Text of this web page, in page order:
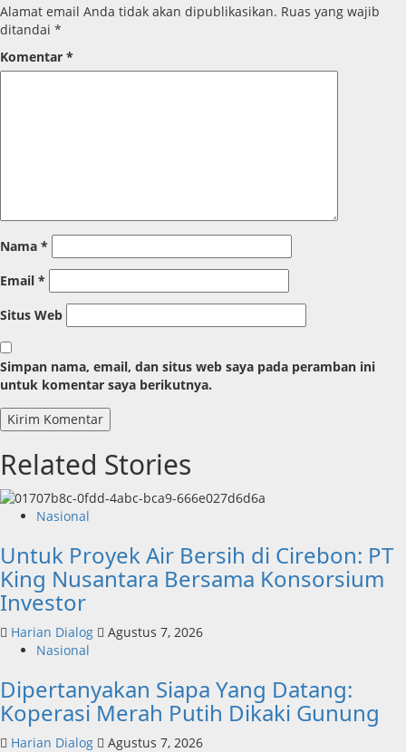
Alamat email Anda tidak akan dipublikasikan. Ruas yang wajib
ditandai *
Komentar *
Nama *
Email *
Situs Web
Simpan nama, email, dan situs web saya pada peramban ini
untuk komentar saya berikutnya.
Related Stories
Nasional
Untuk Proyek Air Bersih di Cirebon: PT
King Nusantara Bersama Konsorsium
Investor
Harian Dialog
Agustus 7, 2026
Nasional
Dipertanyakan Siapa Yang Datang:
Koperasi Merah Putih Dikaki Gunung
Harian Dialog Agustus 7, 2026